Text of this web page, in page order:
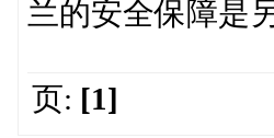
兰的安全保障是
页: [1]